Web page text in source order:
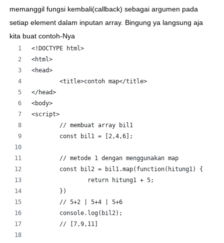
memanggil fungsi kembali(callback) sebagai argumen pada
setiap element dalam inputan array. Bingung ya langsung aja
kita buat contoh-Nya
<!DOCTYPE html>
<html>
<head>
	<title>contoh map</title>
</head>
<body>
<script>
	// membuat array bil1
	const bil1 = [2,4,6];
	// metode 1 dengan menggunakan map
	const bil2 = bil1.map(function(hitung1) {
		return hitung1 + 5;
	})
	// 5+2 | 5+4 | 5+6
	console.log(bil2);
	// [7,9,11]